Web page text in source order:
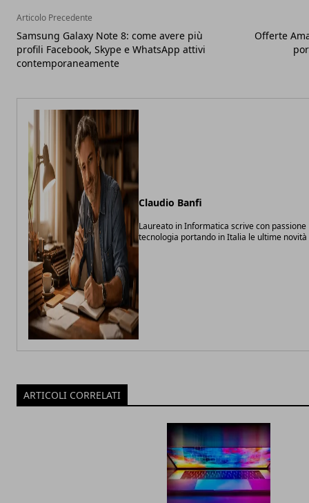
Articolo Precedente
Samsung Galaxy Note 8: come avere più
profili Facebook, Skype e WhatsApp attivi
contemporaneamente
Offerte
Claudio Banfi
Laureato in Informatica scrive con
tecnologia portando in Italia le ultime novità
ARTICOLI CORRELATI